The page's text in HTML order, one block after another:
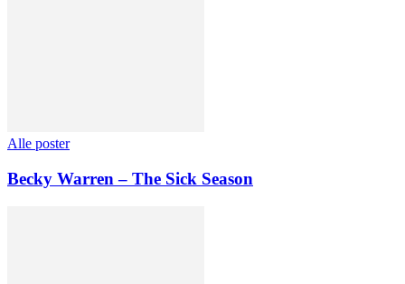
Alle poster
Becky Warren – The Sick Season